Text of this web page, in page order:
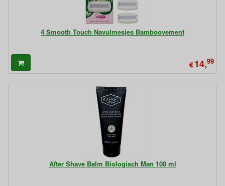
4 Smooth Touch Navulmesjes Bamboovement
€14,99
After Shave Balm Biologisch Man 100 ml